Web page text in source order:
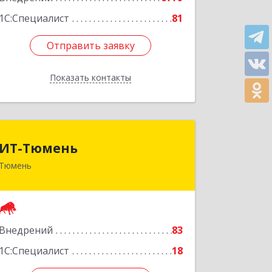
1С:Специалист
81
Отправить заявку
Показать контакты
Отправить заявку
Назад
ИТ-Тюмень
Тюмень
Внедрений
83
1С:Специалист
18
625000, Тюменская обл, Тюмень г,